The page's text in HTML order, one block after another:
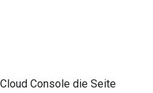
Console die Seite